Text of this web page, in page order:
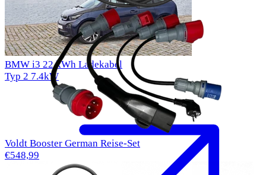
BMW i3 22 kWh Ladekabel
Typ 2 7.4kW
Voldt Booster German Reise-Set
€548,99